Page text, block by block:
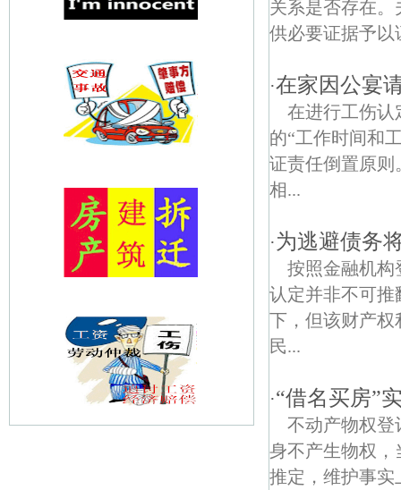
关系是否存在
供必要证据予以
·在家因公宴
在进行工伤认
的“工作时间和
证责任倒置原则
相...
·为逃避债务
按照金融机构
认定并非不可推
下，但该财产权
民...
·“借名买房”
不动产物权登
身不产生物权，
推定，维护事实